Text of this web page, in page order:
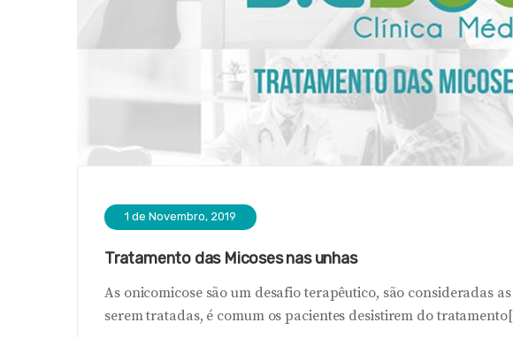
1 de Novembro, 2019
Tratamento das Micoses nas unhas
As onicomicose são um desafio terapêutico, são consideradas
serem tratadas, é comum os pacientes desistirem do